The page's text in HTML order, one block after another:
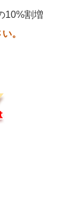
10%割増
。